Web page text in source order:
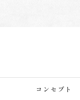
コンセプト